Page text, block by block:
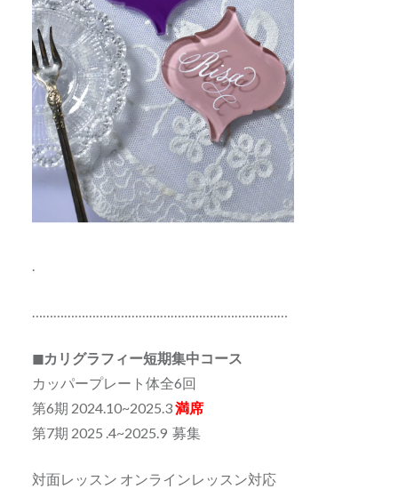
.
………………………………………………………………
◼カリグラフィー短期集中コース
カッパープレート体全6回
第6期 2024.10~2025.3満席
第7期 2025 .4~2025.9 募集
対面レッスン オンラインレッスン対応